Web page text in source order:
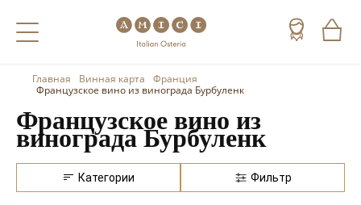
Назад
Холодные напитки
Чай
Кофе
Назад
Вино
Шампанское
Игристое вино
Назад
Виски
Коньяк
Арманьяк
Главная Винная карта
Франция
Французское вино из винограда Бурбуленк
Французское вино из
винограда Бурбуленк
Категории Фильтр